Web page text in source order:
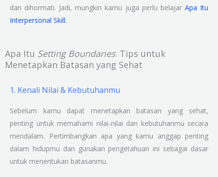
dan dihormati. Jadi, mungkin kamu juga perlu belajar Apa Itu
Interpersonal Skill.
Apa Itu Setting Boundaries: Tips untuk
Menetapkan Batasan yang Sehat
1. Kenali Nilai & Kebutuhanmu
Sebelum kamu dapat menetapkan batasan yang sehat,
penting untuk memahami nilai-nilai dan kebutuhanmu secara
mendalam. Pertimbangkan apa yang kamu anggap penting
dalam hidupmu dan gunakan pengetahuan ini sebagai dasar
untuk menentukan batasanmu.